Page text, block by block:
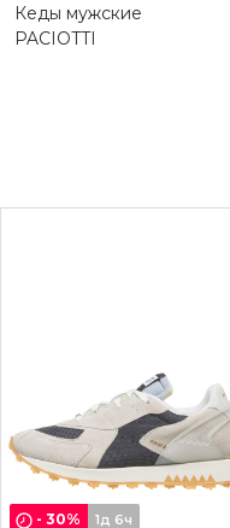
Кеды мужские
PACIOTTI
- 30% 1д 6ч